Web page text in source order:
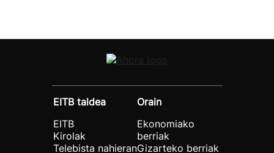
EITB taldea
EITB
Kirolak
Telebista nahieran
Orain
Ekonomiako
berriak
Gizarteko berriak